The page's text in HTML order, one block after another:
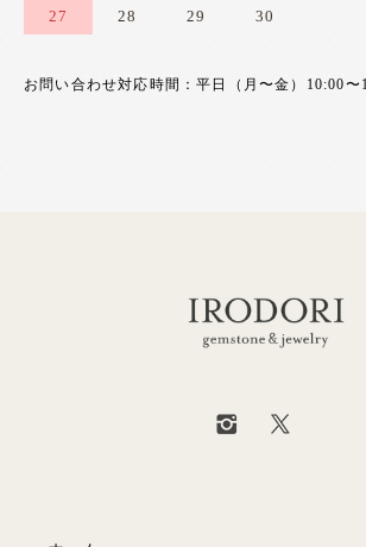
27 28 29 30
お問い合わせ対応時間：平日（月〜金）10:00〜